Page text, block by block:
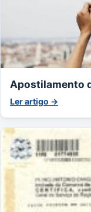
Apostilamento
Ler artigo →